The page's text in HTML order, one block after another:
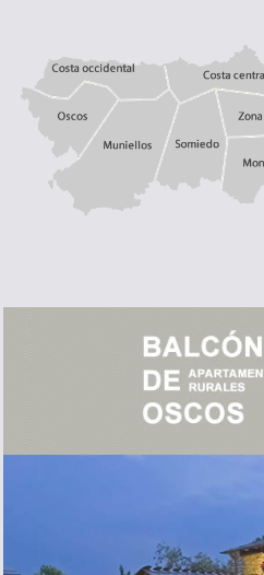
Costa occidental
Oscos Muniellos Somiedo
Costa central